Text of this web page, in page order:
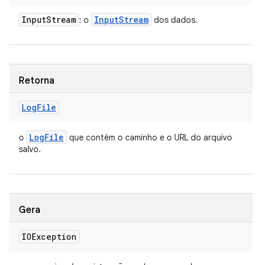
InputStream : o InputStream dos dados.
Retorna
LogFile
o LogFile que contém o caminho e o URL do arquivo
salvo.
Gera
IOException